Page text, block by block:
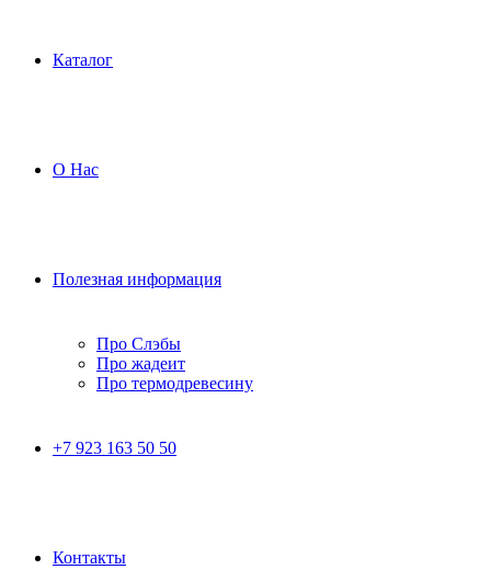
Каталог
О Нас
Полезная информация
Про Слэбы
Про жадеит
Про термодревесину
+7 923 163 50 50
Контакты